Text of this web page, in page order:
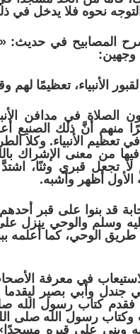
التوجه نحوه فلا يدخل في
المصابيح في حديث: «لعن
الأنبياء، تعظيمًا
الصلاة في مدافن
منهم أنَّ ذلك الصنيع
في تعظيم الأنبياء. وكلا
فيها من معنى الإشراك
لا تجعل قبري وثنًا،
الأول أظهر وأشبه.
قد بنوا على قبر
وسلم والوحي ينزل
الوحي، كما أعلمه
جندل وأبي بصير
فقدم كتاب رسول
رسول الله صلى
وبنى على قبره مسجدًا».